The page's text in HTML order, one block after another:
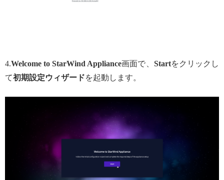
4.Welcome to StarWind Appliance画面で、 Startをクリックし
て初期設定ウィザードを起動します。